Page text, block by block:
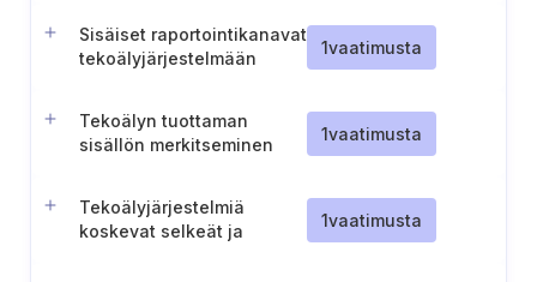
Sisäiset raportointikanavat
tekoälyjärjestelmään
1vaatimusta
Tekoälyn tuottaman
sisällön merkitseminen
1vaatimusta
Tekoälyjärjestelmiä
koskevat selkeät ja
1vaatimusta